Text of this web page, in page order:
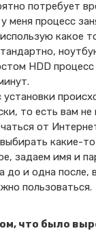
потребует
меня процесс
какое
HDD
установки
то есть вам не
от
какие-
задаем имя и
до и одна после,
пользоваться.
что было